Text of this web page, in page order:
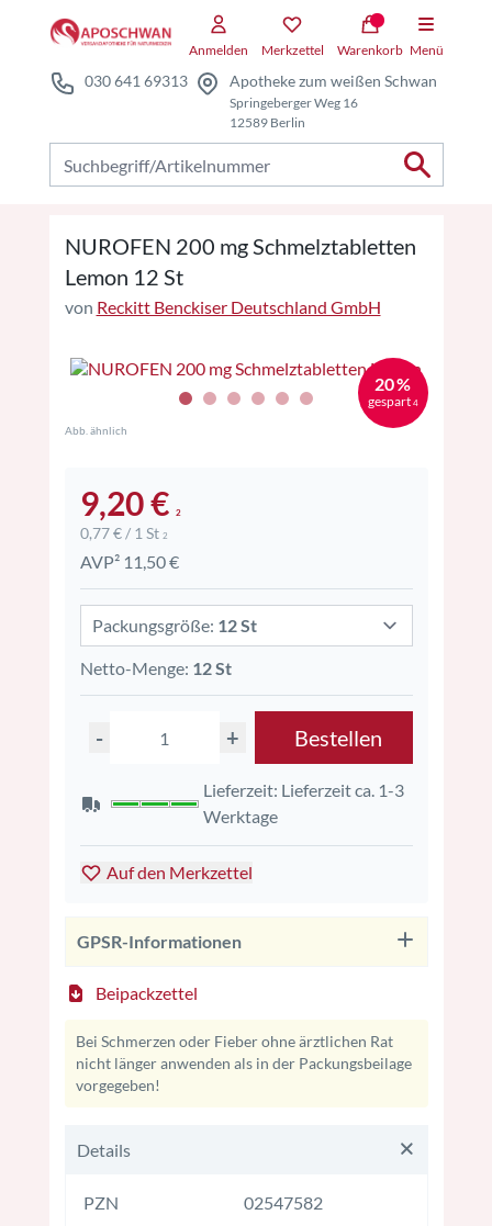
Anmelden Merkzettel Warenkorb Menü
030 641 69313 Apotheke zum weißen Schwan
Springeberger Weg 16
12589 Berlin
NUROFEN 200 mg Schmelztabletten
Lemon 12 St
von Reckitt Benckiser Deutschland GmbH
20 %
gespart 4
Abb. ähnlich
9,20 € 2
0,77 € / 1 St 2
AVP² 11,50 €
Packungsgröße: 12 St
Netto-Menge: 12 St
- + Bestellen
Lieferzeit: Lieferzeit ca. 1-3
Werktage
Auf den Merkzettel
GPSR-Informationen
Beipackzettel
Bei Schmerzen oder Fieber ohne ärztlichen Rat
nicht länger anwenden als in der Packungsbeilage
vorgegeben!
Details
PZN 02547582